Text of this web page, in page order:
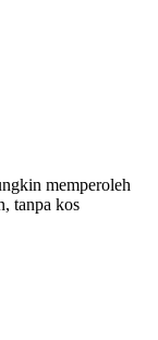
memperoleh
tanpa kos